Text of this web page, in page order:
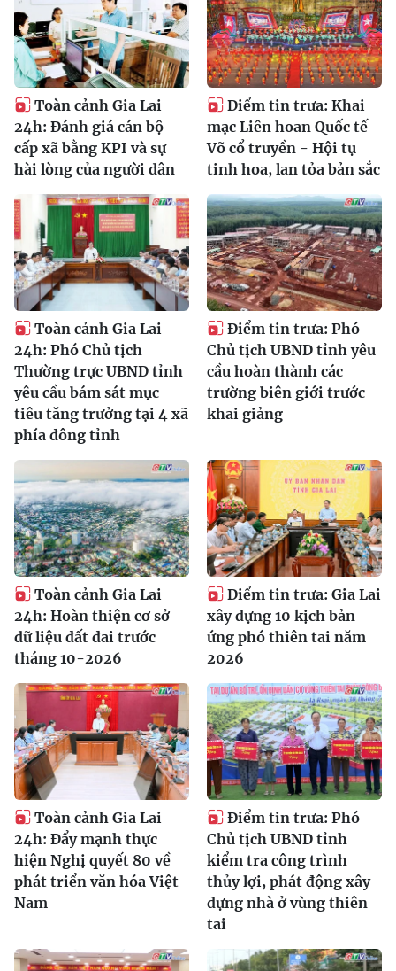
Toàn cảnh Gia Lai
24h: Đánh giá cán bộ
cấp xã bằng KPI và sự
hài lòng của người dân
Điểm tin trưa: Khai
mạc Liên hoan Quốc tế
Võ cổ truyền - Hội tụ
tinh hoa, lan tỏa bản sắc
Toàn cảnh Gia Lai
24h: Phó Chủ tịch
Thường trực UBND tỉnh
yêu cầu bám sát mục
tiêu tăng trưởng tại 4 xã
phía đông tỉnh
Điểm tin trưa: Phó
Chủ tịch UBND tỉnh yêu
cầu hoàn thành các
trường biên giới trước
khai giảng
Toàn cảnh Gia Lai
24h: Hoàn thiện cơ sở
dữ liệu đất đai trước
tháng 10-2026
Điểm tin trưa: Gia Lai
xây dựng 10 kịch bản
ứng phó thiên tai năm
2026
Toàn cảnh Gia Lai
24h: Đẩy mạnh thực
hiện Nghị quyết 80 về
phát triển văn hóa Việt
Nam
Điểm tin trưa: Phó
Chủ tịch UBND tỉnh
kiểm tra công trình
thủy lợi, phát động xây
dựng nhà ở vùng thiên
tai